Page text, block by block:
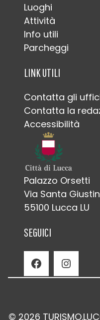
Luoghi
Attività
Info utili
Parcheggi
LINK UTILI
Contatta gli
Contatta la
Accessibilità
Palazzo Orsetti
Via Santa
55100 Lucca LU
SEGUICI
Facebook Instagram
© 2026